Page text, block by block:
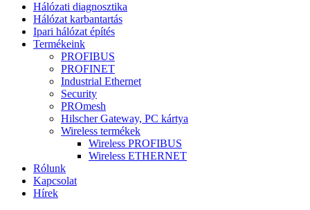
Hálózati diagnosztika
Hálózat karbantartás
Ipari hálózat építés
Termékeink
PROFIBUS
PROFINET
Industrial Ethernet
Security
PROmesh
Hilscher Gateway, PC kártya
Wireless termékek
Wireless PROFIBUS
Wireless ETHERNET
Rólunk
Kapcsolat
Hírek